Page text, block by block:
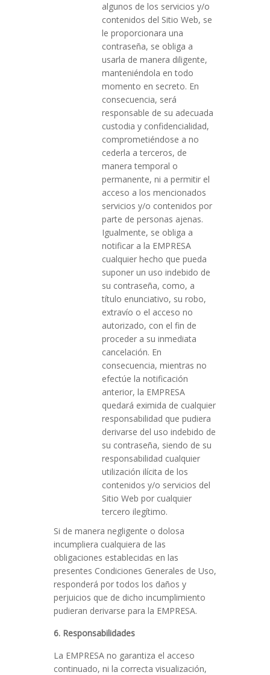
algunos de los servicios y/o
contenidos del Sitio Web, se
le proporcionara una
contraseña, se obliga a
usarla de manera diligente,
manteniéndola en todo
momento en secreto. En
consecuencia, será
responsable de su adecuada
custodia y confidencialidad,
comprometiéndose a no
cederla a terceros, de
manera temporal o
permanente, ni a permitir el
acceso a los mencionados
servicios y/o contenidos por
parte de personas ajenas.
Igualmente, se obliga a
notificar a la EMPRESA
cualquier hecho que pueda
suponer un uso indebido de
su contraseña, como, a
título enunciativo, su robo,
extravío o el acceso no
autorizado, con el fin de
proceder a su inmediata
cancelación. En
consecuencia, mientras no
efectúe la notificación
anterior, la EMPRESA
quedará eximida de cualquier
responsabilidad que pudiera
derivarse del uso indebido de
su contraseña, siendo de su
responsabilidad cualquier
utilización ilícita de los
contenidos y/o servicios del
Sitio Web por cualquier
tercero ilegítimo.
Si de manera negligente o dolosa
incumpliera cualquiera de las
obligaciones establecidas en las
presentes Condiciones Generales de Uso,
responderá por todos los daños y
perjuicios que de dicho incumplimiento
pudieran derivarse para la EMPRESA.
6. Responsabilidades
La EMPRESA no garantiza el acceso
continuado, ni la correcta visualización,